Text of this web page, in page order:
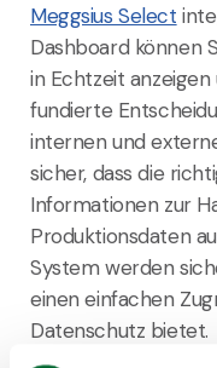
Meggsius Select
Dashboard können
in Echtzeit
fundierte
internen und
sicher, dass die
Informationen zur
Produktionsdaten
System werden
einen einfachen
Datenschutz bietet.